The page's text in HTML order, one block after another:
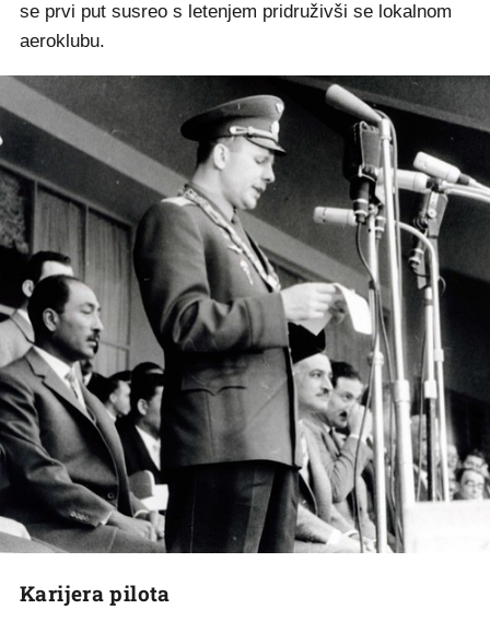
se prvi put susreo s letenjem pridruživši se lokalnom
aeroklubu.
Karijera pilota